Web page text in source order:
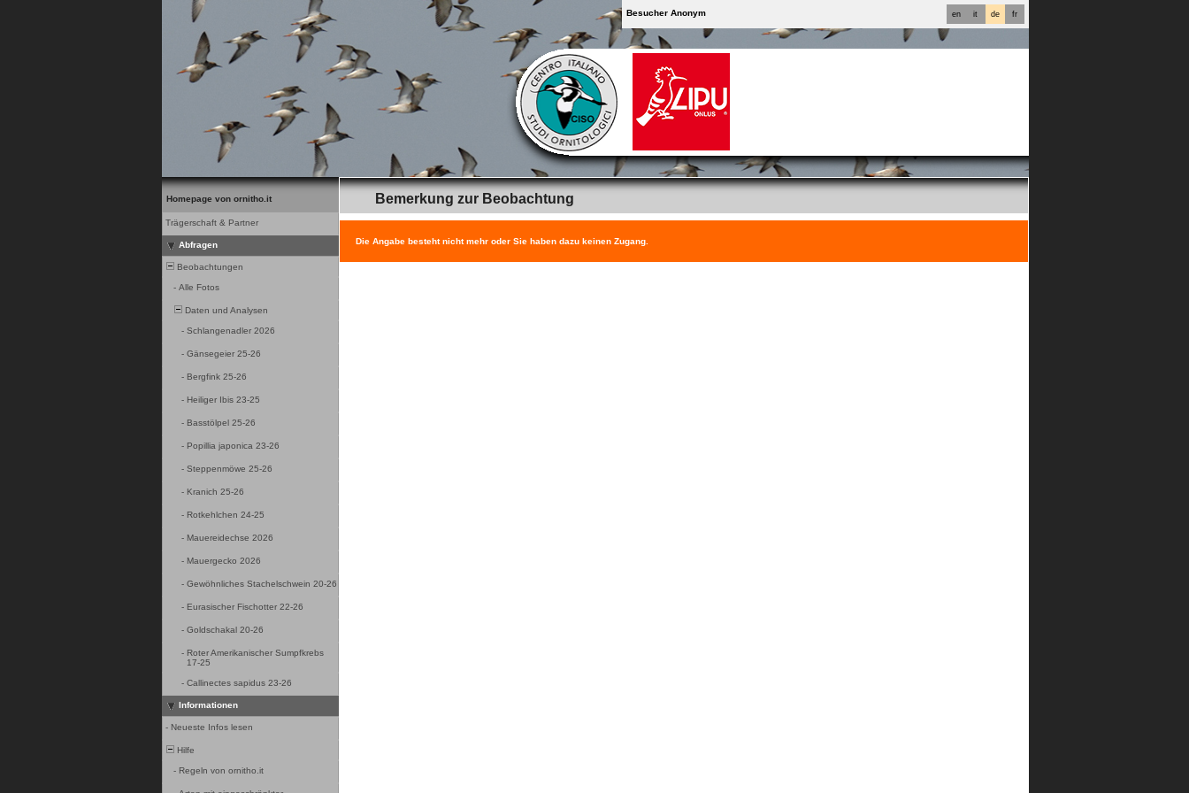
fr
de
it
en
Besucher Anonym
Homepage von ornitho.it
Trägerschaft & Partner
Abfragen
Beobachtungen
- Alle Fotos
Daten und Analysen
- Schlangenadler 2026
- Gänsegeier 25-26
- Bergfink 25-26
- Heiliger Ibis 23-25
- Basstölpel 25-26
- Popillia japonica 23-26
- Steppenmöwe 25-26
- Kranich 25-26
- Rotkehlchen 24-25
- Mauereidechse 2026
- Mauergecko 2026
- Gewöhnliches Stachelschwein 20-26
- Eurasischer Fischotter 22-26
- Goldschakal 20-26
- Roter Amerikanischer Sumpfkrebs
17-25
- Callinectes sapidus 23-26
Informationen
- Neueste Infos lesen
Hilfe
- Regeln von ornitho.it
Bemerkung zur Beobachtung
Die Angabe besteht nicht mehr oder Sie haben dazu keinen Zugang.